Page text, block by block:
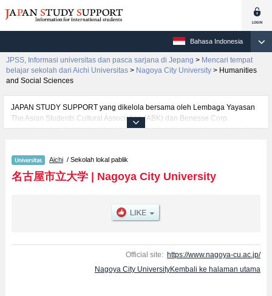
Bahasa Indonesia
JPSS, Informasi universitas dan pasca sarjana di Jepang > Mencari tempat
belajar sekolah dari Aichi Universitas > Nagoya City University > Humanities
and Social Sciences
JAPAN STUDY SUPPORT yang dikelola bersama oleh Lembaga Yayasan
The Asian Students Cultural Association (ABK) dan Benesse Corp.
menyediakan informasi sekitar 1300 universitas, pascasarjana, universitas
informasi per fakultas seperti Fakultas Pharmaceutical
SciencesatauFakultas EconomicsatauFakultas Humanities and Social
SciencesatauFakultas MedicineatauFakultas Design and
Data Science, serta berbagai informasi yang berguna bagi mahasiswa(i)
mancanegara seperti kuota untuk jumlah pendaftar dan jumlah kelulusan
Aichi / Sekolah lokal pablik
名古屋市立大学| Nagoya City University
Official site: https://www.nagoya-cu.ac.jp/
Nagoya City UniversityKembali ke halaman utama